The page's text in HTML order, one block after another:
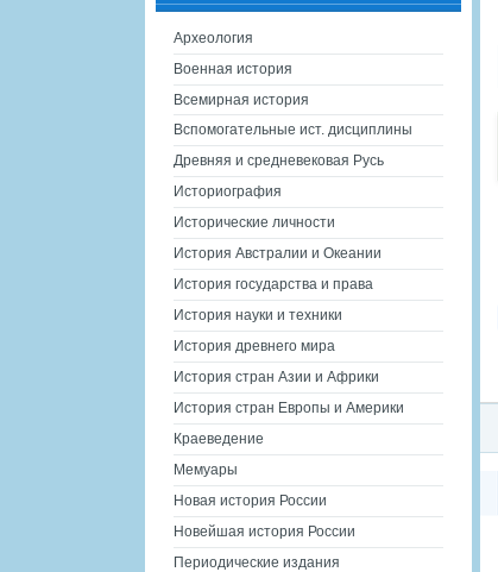
Археология
Военная история
Всемирная история
Вспомогательные ист. дисциплины
Древняя и средневековая Русь
Историография
Исторические личности
История Австралии и Океании
История государства и права
История науки и техники
История древнего мира
История стран Азии и Африки
История стран Европы и Америки
Краеведение
Мемуары
Новая история России
Новейшая история России
Периодические издания